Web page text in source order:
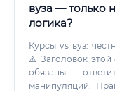
вуза — только
логика?
Курсы vs вуз:
⚠️ Заголовок этой
обязаны
манипуляций.